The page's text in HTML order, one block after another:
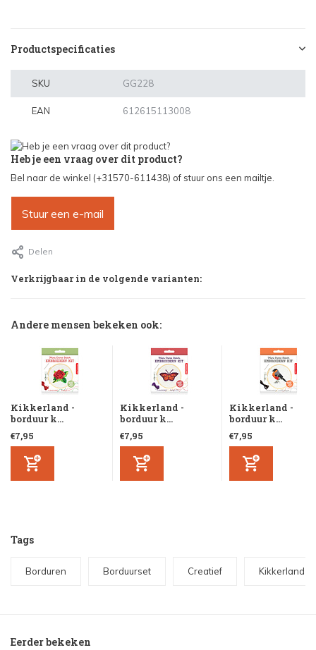
Productspecificaties
SKU GG228
EAN 612615113008
Heb je een vraag over dit product?
Bel naar de winkel (+31570-611438) of stuur ons een mailtje.
Stuur een e-mail
Delen
Verkrijgbaar in de volgende varianten:
Andere mensen bekeken ook:
Kikkerland -
borduur k...
€7,95
Kikkerland -
borduur k...
€7,95
Kikkerland -
borduur k...
€7,95
Tags
Borduren Borduurset Creatief Kikkerland
Eerder bekeken